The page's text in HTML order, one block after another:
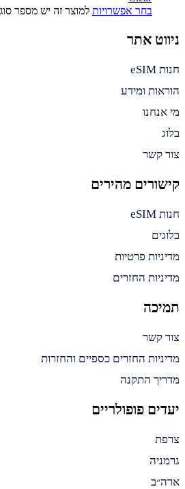
בחר אפשרויות למוצר זה יש מספר
ניווט אתר
חנות eSIM
הוראות ומידע
מי אנחנו
בלוג
צור קשר
קישורים מהירים
חנות eSIM
בלוגים
מדיניות פרטיות
מדיניות החזרים
תמיכה
צור קשר
מדיניות החזרים כספיים והחזרות
מדריך התקנה
יעדים פופולריים
צרפת
גרמניה
ארה״ב